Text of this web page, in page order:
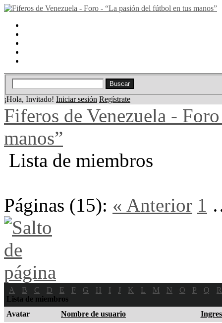
¡Hola, Invitado! Iniciar sesión Regístrate
Fiferos de Venezuela -
manos”
Lista de miembros
Páginas (15): « Anterior 1
A B C D E F G H I J K L M N O P Q
R
Lista de miembros
Avatar
Nombre de usuario